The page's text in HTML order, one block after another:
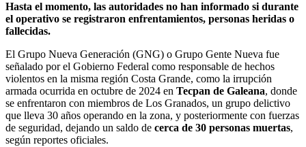
Hasta el momento, las autoridades no han informado si durante
el operativo se registraron enfrentamientos, personas heridas o
fallecidas.
El Grupo Nueva Generación (GNG) o Grupo Gente Nueva fue
señalado por el Gobierno Federal como responsable de hechos
violentos en la misma región Costa Grande, como la irrupción
armada ocurrida en octubre de 2024 en Tecpan de Galeana, donde
se enfrentaron con miembros de Los Granados, un grupo delictivo
que lleva 30 años operando en la zona, y posteriormente con fuerzas
de seguridad, dejando un saldo de cerca de 30 personas muertas,
según reportes oficiales.